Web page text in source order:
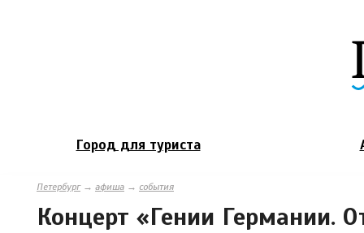
Город для туриста
Петербург→ афиша → события
Концерт «Гении Германии.